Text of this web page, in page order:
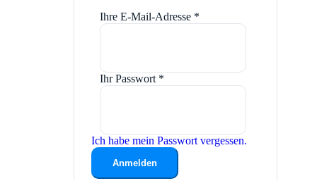
Ihre E-Mail-Adresse *
Ihr Passwort *
Ich habe mein Passwort vergessen.
Anmelden